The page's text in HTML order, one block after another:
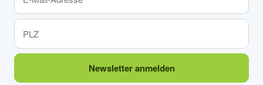
Newsletter anmelden